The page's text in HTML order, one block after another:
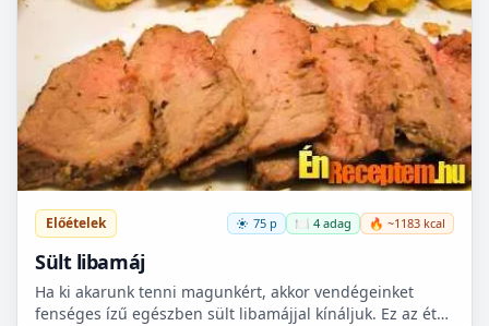
Előételek 75 p 🍽️ 4 adag 🔥 ~1183 kcal
Sült libamáj
Ha ki akarunk tenni magunkért, akkor vendégeinket
fenséges ízű egészben sült libamájjal kínáljuk. Ez az étel